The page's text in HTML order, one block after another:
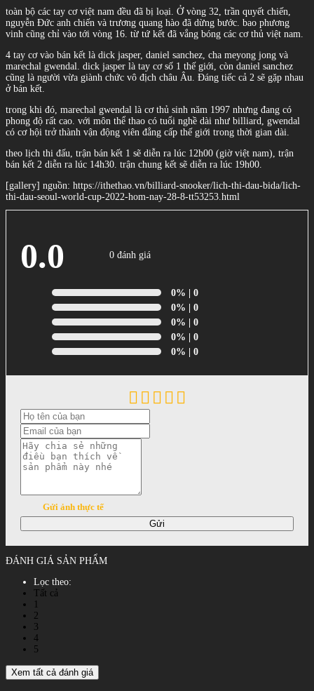
toàn bộ các tay cơ việt nam đều đã bị loại. Ở vòng 32, trần quyết chiến,
nguyễn Đức anh chiến và trương quang hào đã dừng bước. bao phương
vinh cũng chỉ vào tới vòng 16. từ tứ kết đã vắng bóng các cơ thủ việt nam.
4 tay cơ vào bán kết là dick jasper, daniel sanchez, cha meyong jong và
marechal gwendal. dick jasper là tay cơ số 1 thế giới, còn daniel sanchez
cũng là người vừa giành chức vô địch châu Âu. Đáng tiếc cả 2 sẽ gặp nhau
ở bán kết.
trong khi đó, marechal gwendal là cơ thủ sinh năm 1997 nhưng đang có
phong độ rất cao. với môn thể thao có tuổi nghề dài như billiard, gwendal
có cơ hội trở thành vận động viên đẳng cấp thế giới trong thời gian dài.
theo lịch thi đấu, trận bán kết 1 sẽ diễn ra lúc 12h00 (giờ việt nam), trận
bán kết 2 diễn ra lúc 14h30. trận chung kết sẽ diễn ra lúc 19h00.
[gallery] nguồn: https://ithethao.vn/billiard-snooker/lich-thi-dau-bida/lich-
thi-dau-seoul-world-cup-2022-hom-nay-28-8-tt53253.html
0.0 0 đánh giá
0% | 0
0% | 0
0% | 0
0% | 0
0% | 0
Gửi ảnh thực tế
Gửi
ĐÁNH GIÁ SẢN PHẨM
Lọc theo:
Tất cả
2
3
4
5
Xem tất cả đánh giá